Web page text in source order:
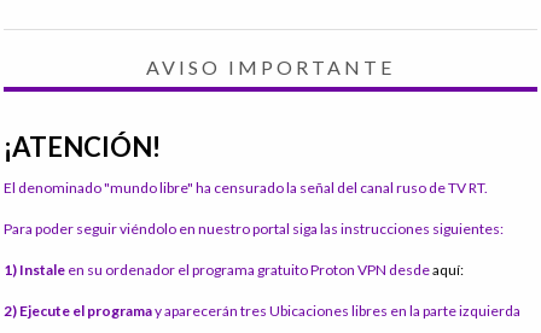
AVISO IMPORTANTE
¡ATENCIÓN!
El denominado "mundo libre" ha censurado la señal del canal ruso de TV RT.
Para poder seguir viéndolo en nuestro portal siga las instrucciones siguientes:
1) Instale en su ordenador el programa gratuito Proton VPN desdeaquí:
2) Ejecute el programay aparecerán tres Ubicaciones libres en la parte izquierda